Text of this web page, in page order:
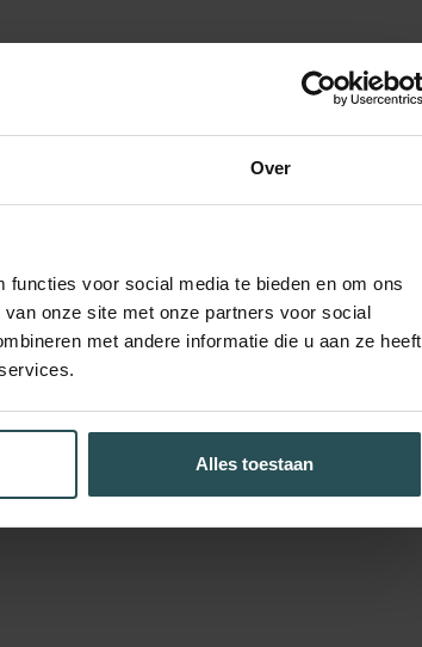
Over
voor social media te bieden en om ons
onze site met onze partners voor social
met andere informatie die u aan ze heeft
Alles toestaan